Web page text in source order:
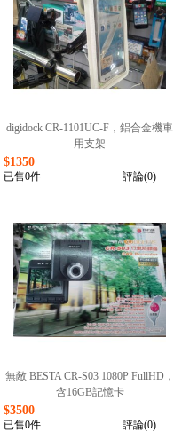
digidock CR-1101UC-F，鋁合金機車
用支架
$1350
已售0件 評論(0)
無敵 BESTA CR-S03 1080P FullHD，
含16GB記憶卡
$3500
已售0件 評論(0)